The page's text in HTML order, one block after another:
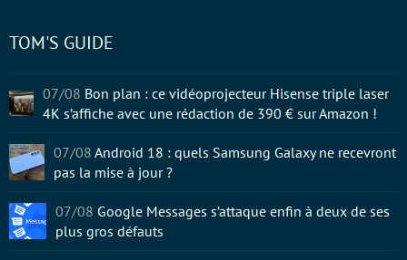
TOM'S GUIDE
07/08 Bon plan : ce vidéoprojecteur Hisense triple laser
4K s’affiche avec une rédaction de 390 € sur Amazon !
07/08 Android 18 : quels Samsung Galaxy ne recevront
pas la mise à jour ?
07/08 Google Messages s’attaque enfin à deux de ses
plus gros défauts